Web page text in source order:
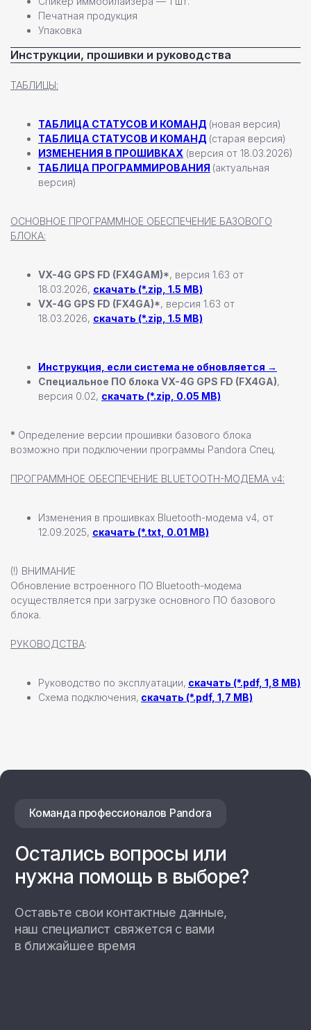
Печатная продукция
Упаковка
Инструкции, прошивки и руководства
ТАБЛИЦЫ:
ТАБЛИЦА СТАТУСОВ И КОМАНД (новая версия)
ТАБЛИЦА СТАТУСОВ И КОМАНД (старая версия)
ИЗМЕНЕНИЯ В ПРОШИВКАХ (версия от 18.03.2026)
ТАБЛИЦА ПРОГРАММИРОВАНИЯ (актуальная
версия)
ОСНОВНОЕ ПРОГРАММНОЕ ОБЕСПЕЧЕНИЕ БАЗОВОГО
БЛОКА:
VX-4G GPS FD (FX4GAM)*, версия 1.63 от
18.03.2026, скачать (*.zip, 1.5 MB)
VX-4G GPS FD (FX4GA)*, версия 1.63 от
18.03.2026, скачать (*.zip, 1.5 MB)
Инструкция, если система не обновляется →
Специальное ПО блока VX-4G GPS FD (FX4GA),
версия 0.02, скачать (*.zip, 0.05 MB)
* Определение версии прошивки базового блока
возможно при подключении программы Pandora Спец.
ПРОГРАММНОЕ ОБЕСПЕЧЕНИЕ BLUETOOTH-МОДЕМА v4:
Изменения в прошивках Bluetooth-модема v4, от
12.09.2025, скачать (*.txt, 0.01 MB)
(!) ВНИМАНИЕ
Обновление встроенного ПО Bluetooth-модема
осуществляется при загрузке основного ПО базового
блока.
РУКОВОДСТВА:
Руководство по эксплуатации, скачать (*.pdf, 1,8 MB)
Схема подключения, скачать (*.pdf, 1,7 MB)
Отправить заявку
пн-пт 9:00—17:00
+7 (812) 493 46 90
192102, г. Санкт-Петербург,
Набережная Реки Волковки, д.7
Охранные системы Pandora
Всепогодные станции
Новости компании
Зарядные станции Pandora
Настенные станции